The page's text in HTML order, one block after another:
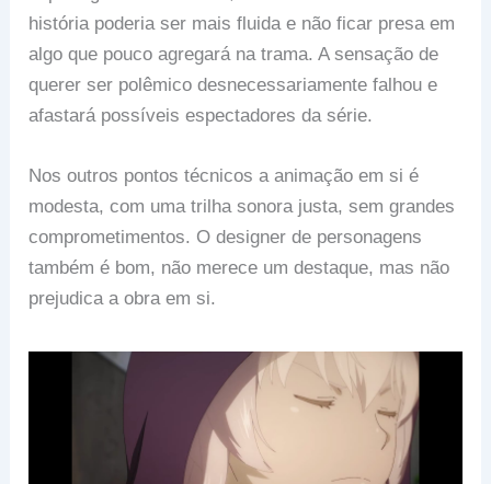
história poderia ser mais fluida e não ficar presa em
algo que pouco agregará na trama. A sensação de
querer ser polêmico desnecessariamente falhou e
afastará possíveis espectadores da série.
Nos outros pontos técnicos a animação em si é
modesta, com uma trilha sonora justa, sem grandes
comprometimentos. O designer de personagens
também é bom, não merece um destaque, mas não
prejudica a obra em si.